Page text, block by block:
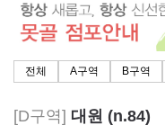
전체 A구역 B구역
[D구역] 대원 (n.84)